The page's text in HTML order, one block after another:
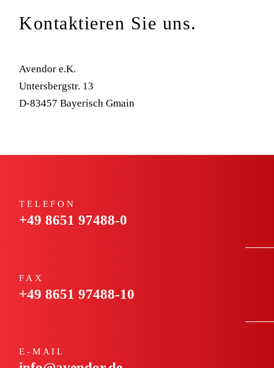
Kontaktieren Sie uns.
Avendor e.K.
Untersbergstr. 13
D-83457 Bayerisch Gmain
TELEFON
+49 8651 97488-0
FAX
+49 8651 97488-10
E-MAIL